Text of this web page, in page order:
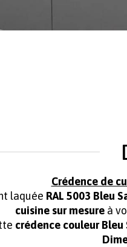
Crédence de
laquée RAL 5003 Bleu
cuisine sur mesure à
crédence couleur Bleu